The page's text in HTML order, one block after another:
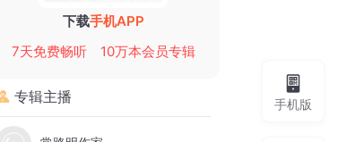
下载手机APP
7天免费畅听
10万本会员专辑
专辑主播 手机版